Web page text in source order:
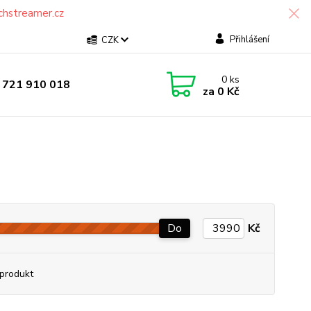
CZK Přihlášení
910 018 0ks
za 0 Kč
Do Kč